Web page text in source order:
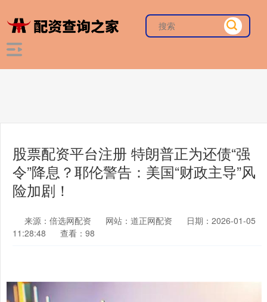
股票配资平台注册 特朗普正为还债“强
令”降息？耶伦警告：美国“财政主导”风
险加剧！
来源：倍选网配资 网站：道正网配资
日期：2026-01-05
11:28:48
查看：98